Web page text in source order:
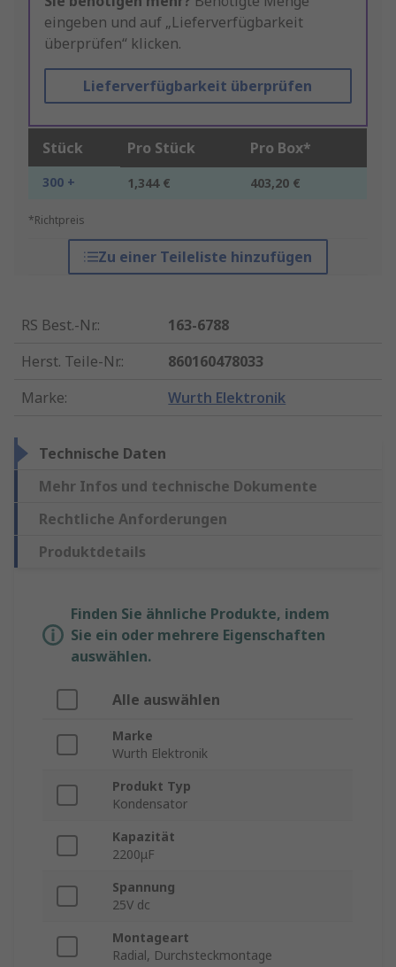
eingeben und auf „Lieferverfügbarkeit
überprüfen“ klicken.
Lieferverfügbarkeit überprüfen
Stück Pro Stück Pro Box*
300 + 1,344 € 403,20 €
*Richtpreis
Zu einer Teileliste hinzufügen
RS Best.-Nr.:
163-6788
Herst. Teile-Nr.:
860160478033
Marke: Wurth Elektronik
Technische Daten
Mehr Infos und technische Dokumente
Rechtliche Anforderungen
Produktdetails
Finden Sie ähnliche Produkte, indem
Sie ein oder mehrere Eigenschaften
auswählen.
Alle auswählen
Marke
Wurth Elektronik
Produkt Typ
Kondensator
Kapazität
2200μF
Spannung
25V dc
Montageart
Radial, Durchsteckmontage